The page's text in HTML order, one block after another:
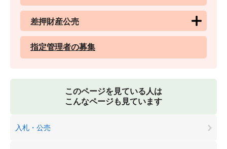
差押財産公売
指定管理者の募集
このページを見ている人は
こんなページも見ています
入札・公売